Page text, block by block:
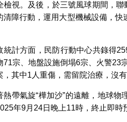
檢視。及後，於三號風球期間，
清障行動，運用大型機械設備，
統計方面，民防行動中心共錄得
71宗、地盤設施倒塌6宗、火警23
，其中1人重傷，需留院治療，沒
熱帶氣旋“樺加沙”的遠離，地球
年9月24日晚上11時，終止即時